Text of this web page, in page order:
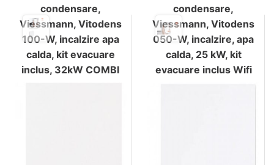
condensare,
Viessmann, Vitodens
100-W, incalzire apa
calda, kit evacuare
inclus, 32kW COMBI
condensare,
Viessmann, Vitodens
050-W, incalzire, apa
calda, 25 kW, kit
evacuare inclus Wifi